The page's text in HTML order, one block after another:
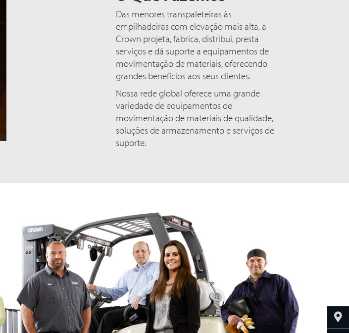
Das menores transpaleteiras às
empilhadeiras com elevação mais alta, a
Crown projeta, fabrica, distribui, presta
serviços e dá suporte a equipamentos de
movimentação de materiais, oferecendo
grandes benefícios aos seus clientes.
Nossa rede global oferece uma grande
variedade de equipamentos de
movimentação de materiais de qualidade,
soluções de armazenamento e serviços de
suporte.